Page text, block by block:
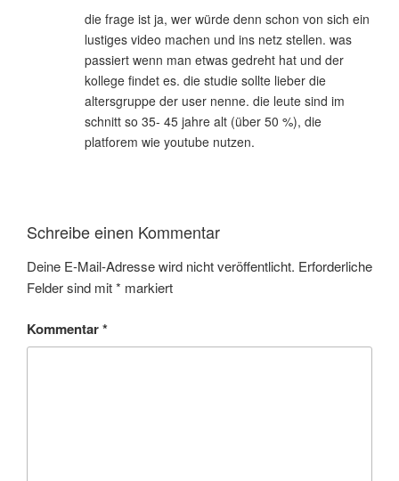
die frage ist ja, wer würde denn schon von sich ein
lustiges video machen und ins netz stellen. was
passiert wenn man etwas gedreht hat und der
kollege findet es. die studie sollte lieber die
altersgruppe der user nenne. die leute sind im
schnitt so 35- 45 jahre alt (über 50 %), die
platforem wie youtube nutzen.
Schreibe einen Kommentar
Deine E-Mail-Adresse wird nicht veröffentlicht. Erforderliche
Felder sind mit* markiert
Kommentar*